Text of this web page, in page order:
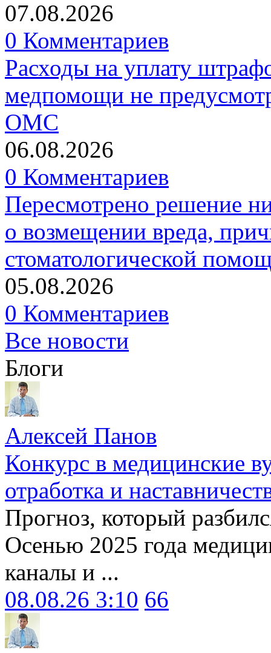
07.08.2026
0 Комментариев
Расходы на уплату
медпомощи не
ОМС
06.08.2026
0 Комментариев
Пересмотрено решение
о возмещении вреда,
стоматологической
05.08.2026
0 Комментариев
Все новости
Блоги
Алексей Панов
Конкурс в медицинские
отработка и
Прогноз, который
Осенью 2025 года
каналы и ...
08.08.26 3:10 66